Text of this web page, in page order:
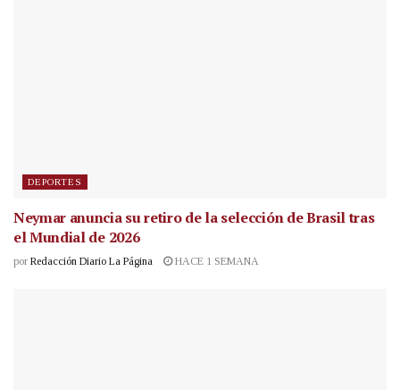
DEPORTES
Neymar anuncia su retiro de la selección de Brasil tras
el Mundial de 2026
por Redacción Diario La Página HACE 1 SEMANA